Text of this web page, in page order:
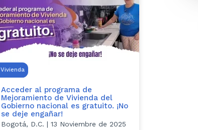
Vivienda
Acceder al programa de
Mejoramiento de Vivienda del
Gobierno nacional es gratuito. ¡No
se deje engañar!
Bogotá, D.C. | 13 Noviembre de 2025